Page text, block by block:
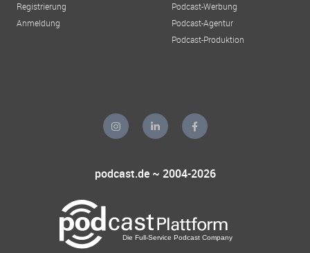
Registrierung
Anmeldung
Podcast-Werbung
Podcast-Agentur
Podcast-Produktion
podcast.de ~ 2004-2026